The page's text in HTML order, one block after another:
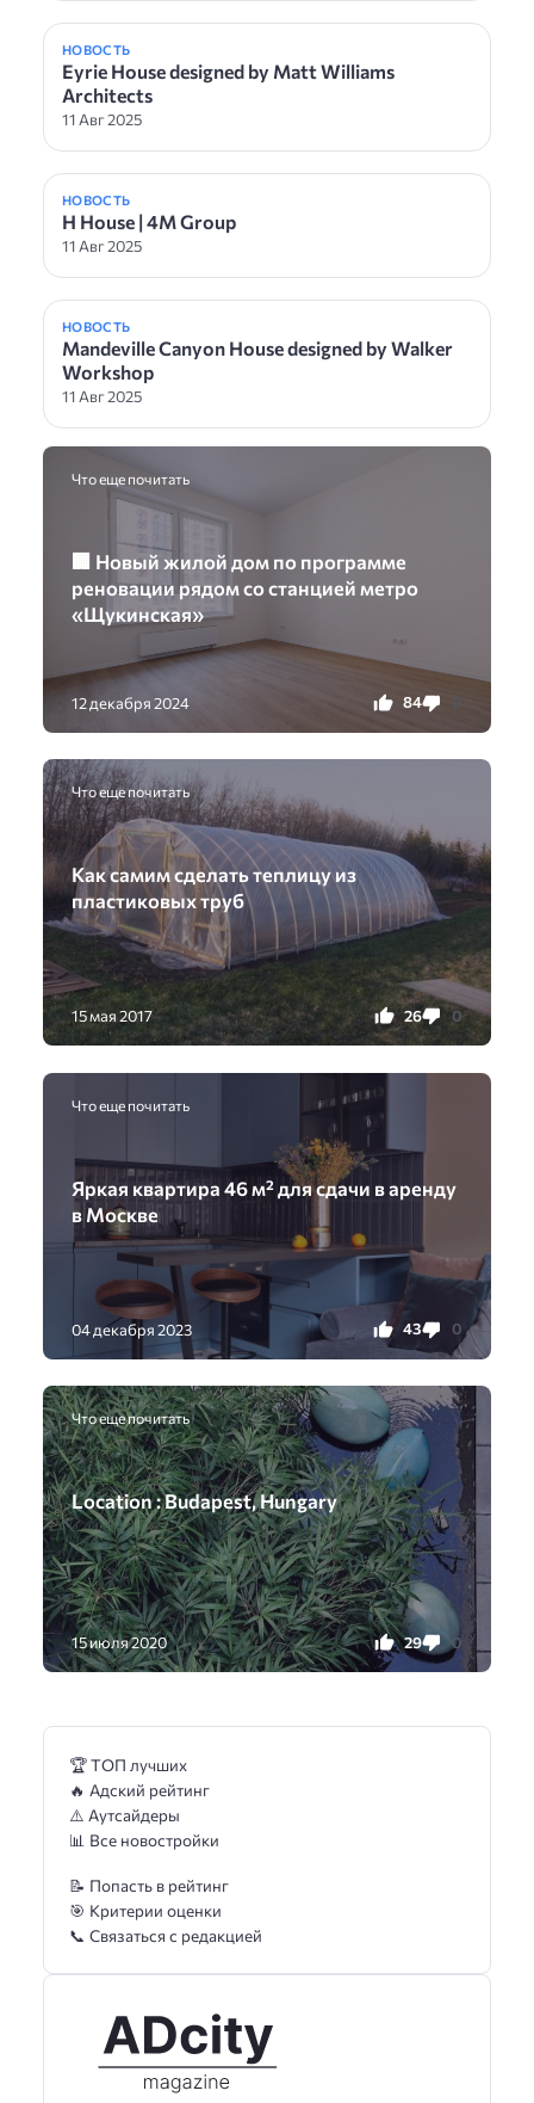
НОВОСТЬ
Eyrie House designed by Matt Williams
Architects
11 Авг 2025
НОВОСТЬ
H House | 4M Group
11 Авг 2025
НОВОСТЬ
Mandeville Canyon House designed by Walker
Workshop
11 Авг 2025
Что еще почитать
🏢 Новый жилой дом по программе
реновации рядом со станцией метро
«Щукинская»
12 декабря 2024 84 0
Что еще почитать
Как самим сделать теплицу из
пластиковых труб
15 мая 2017 26 0
Что еще почитать
Яркая квартира 46 м² для сдачи в аренду
в Москве
04 декабря 2023 43 0
Что еще почитать
Location : Budapest, Hungary
15 июля 2020 29 0
🏆 ТОП лучших
🔥 Адский рейтинг
⚠️ Аутсайдеры
📊 Все новостройки
📝 Попасть в рейтинг
🎯 Критерии оценки
📞 Связаться с редакцией